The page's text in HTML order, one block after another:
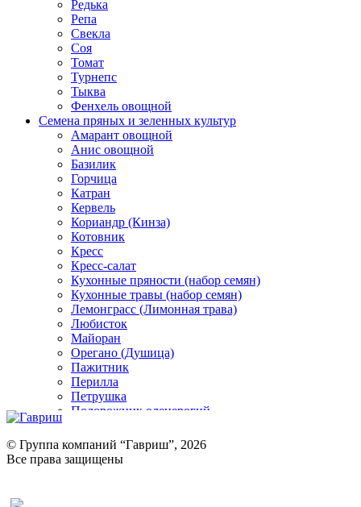
Редька
Репа
Свекла
Соя
Томат
Турнепс
Тыква
Фенхель овощной
Семена пряных и зеленных культур
Амарант овощной
Анис овощной
Базилик
Горчица
Катран
Кервель
Кориандр (Кинза)
Котовник
Кресс
Кресс-салат
Кухонные пряности (набор семян)
Кухонные травы (набор семян)
Лемонграсс (Лимонная трава)
Любисток
Майоран
Орегано (Душица)
Пажитник
Перилла
Петрушка
Подорожник оленерогий
Ревень
Рукола
Рута
© Группа компаний “Гавриш”, 2026
Все права защищены